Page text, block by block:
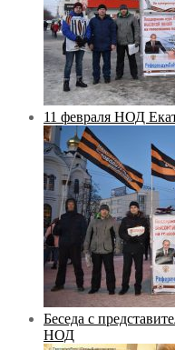
11 февраля НОД
Беседа с
НОД